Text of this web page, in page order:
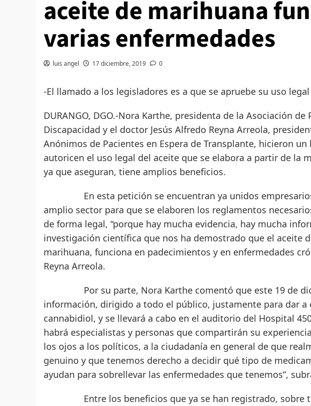
aceite de marihuana
varias enfermedades
luis angel 17 diciembre, 2019 0
-El llamado a los legisladores es a que se apruebe su uso
DURANGO, DGO.-Nora Karthe, presidenta de la Asociación de
Discapacidad y el doctor Jesús Alfredo Reyna Arreola,
Anónimos de Pacientes en Espera de Transplante, hicieron
autoricen el uso legal del aceite que se elabora a partir de la
ya que aseguran, tiene amplios beneficios.
En esta petición se encuentran ya unidos
amplio sector para que se elaboren los reglamentos
de forma legal, “porque hay mucha evidencia, hay mucha
investigación científica que nos ha demostrado que el aceite
marihuana, funciona en padecimientos y en enfermedades
Reyna Arreola.
Por su parte, Nora Karthe comentó que este 19 de
información, dirigido a todo el público, justamente para dar a
cannabidiol, y se llevará a cabo en el auditorio del Hospital
habrá especialistas y personas que compartirán su
los ojos a los políticos, a la ciudadanía en general de que
genuino y que tenemos derecho a decidir qué tipo de
ayudan para sobrellevar las enfermedades que tenemos”,
Entre los beneficios que ya se han registrado, sobre